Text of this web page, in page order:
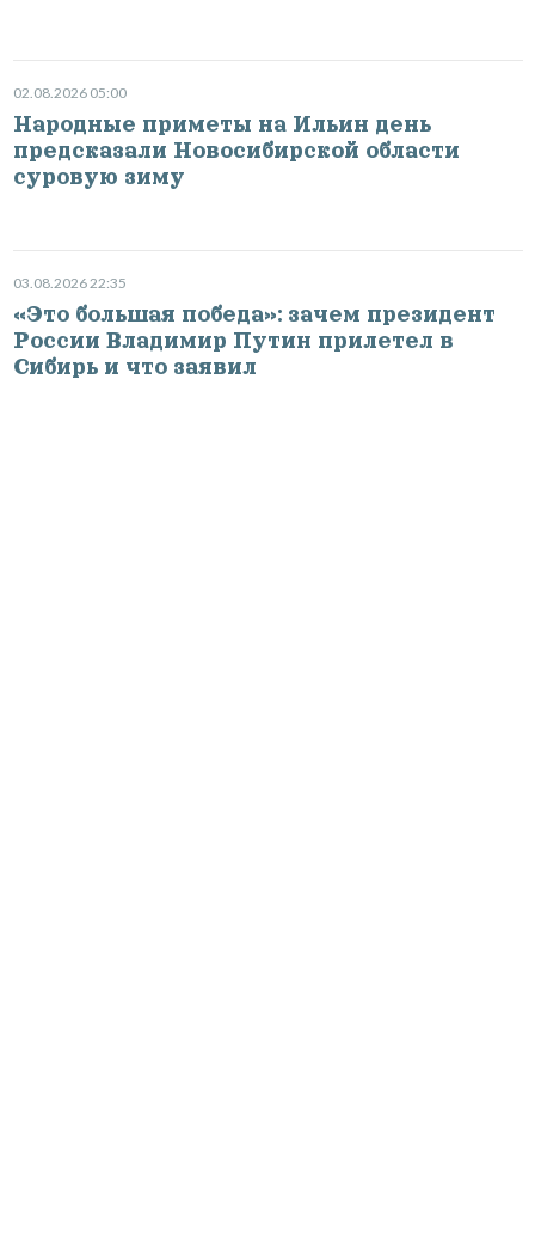
02.08.2026 05:00
Народные приметы на Ильин день
предсказали Новосибирской области
суровую зиму
03.08.2026 22:35
«Это большая победа»: зачем президент
России Владимир Путин прилетел в
Сибирь и что заявил